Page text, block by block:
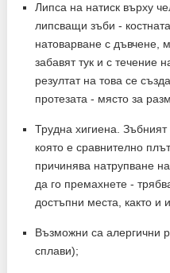
Липса на натиск върху
липсващи зъби -
натоварване с дъвчене,
забавят тук и с течение
резултат на това се
протезата - място за
Трудна хигиена. Зъбният
която е сравнително
причинява натрупване
да го премахнете -
достъпни места, както и
Възможни са алергични
сплави);